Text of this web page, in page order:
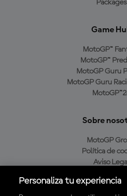
Packages
Game
MotoGP™
MotoGP™
MotoGP Guru
MotoGP Guru
Sobre
MotoGP
Política de
Aviso
Política de
Personaliza tu experiencia